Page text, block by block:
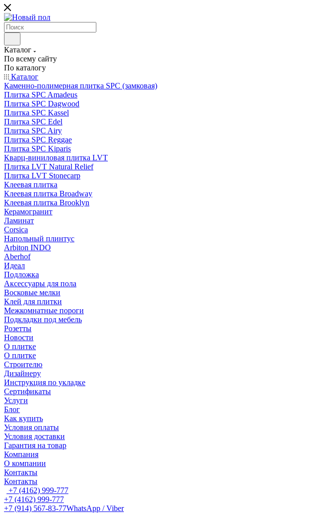
Каталог
По всему сайту
По каталогу
Каталог
Каменно-полимерная плитка SPC (замковая)
Плитка SPC Amadeus
Плитка SPC Dagwood
Плитка SPC Kassel
Плитка SPC Edel
Плитка SPC Airy
Плитка SPC Reggae
Плитка SPC Kiparis
Кварц-виниловая плитка LVT
Плитка LVT Natural Relief
Плитка LVT Stonecarp
Клеевая плитка
Клеевая плитка Broadway
Клеевая плитка Brooklyn
Керамогранит
Ламинат
Corsica
Напольный плинтус
Arbiton INDO
Aberhof
Идеал
Подложка
Аксессуары для пола
Восковые мелки
Клей для плитки
Межкомнатные пороги
Подкладки под мебель
Розетты
Новости
О плитке
О плитке
Строителю
Дизайнеру
Инструкция по укладке
Сертификаты
Услуги
Блог
Как купить
Условия оплаты
Условия доставки
Гарантия на товар
Компания
О компании
Контакты
Контакты
+7 (4162) 999-777
+7 (4162) 999-777
+7 (914) 567-83-77WhatsApp / Viber